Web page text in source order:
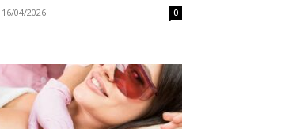
16/04/2026 0